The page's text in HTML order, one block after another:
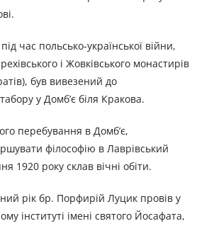
час польсько-української війни,
і Жовківського монастирів
був вивезений до
у Домб’є біля Кракова.
перебування в Домб’є,
філософію в Лаврівський
1920 року склав вічні обіти.
рік бр. Порфирій Луцик провів у
інституті імені святого Йосафата,